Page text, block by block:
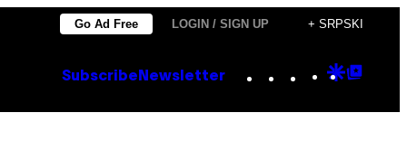
Go Ad Free LOGIN / SIGN UP + SRPSKI
Subscribe Newsletter Instagram
TikTok
YouTube
Google